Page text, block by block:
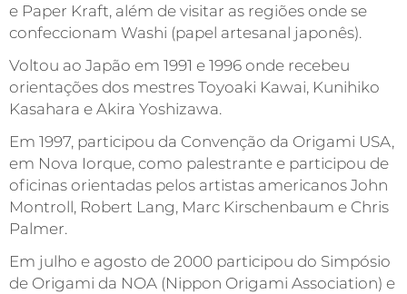
e Paper Kraft, além de visitar as regiões onde se
confeccionam Washi (papel artesanal japonês).
Voltou ao Japão em 1991 e 1996 onde recebeu
orientações dos mestres Toyoaki Kawai, Kunihiko
Kasahara e Akira Yoshizawa.
Em 1997, participou da Convenção da Origami USA,
em Nova Iorque, como palestrante e participou de
oficinas orientadas pelos artistas americanos John
Montroll, Robert Lang, Marc Kirschenbaum e Chris
Palmer.
Em julho e agosto de 2000 participou do Simpósio
de Origami da NOA (Nippon Origami Association) e